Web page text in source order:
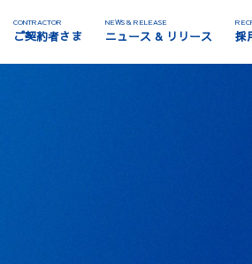
CONTRACTOR
ご契約者さま
NEWS & RELEASE
ニュース & リリース 採